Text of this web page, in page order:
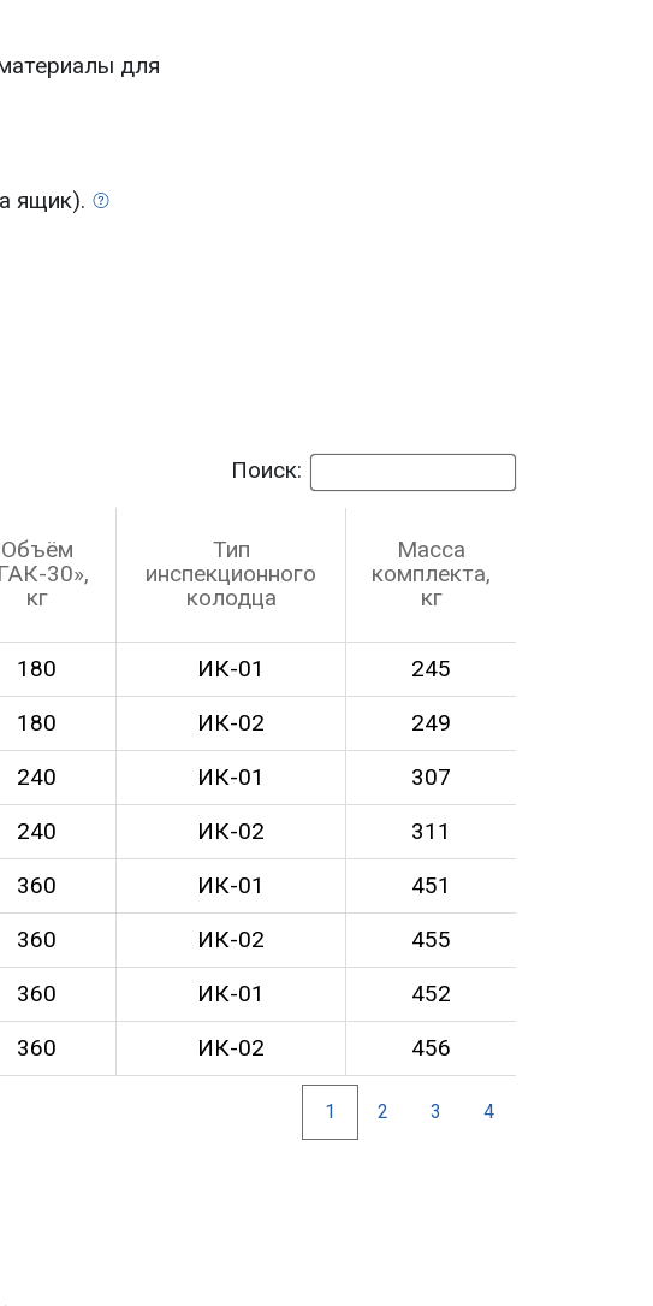
для
ящик).
Поиск:
Объём
30»,
кг
Тип
инспекционного
колодца
Масса
комплекта,
кг
180 ИК-01
245
180 ИК-02
249
240 ИК-01
307
240 ИК-02
311
360 ИК-01
451
360 ИК-02
455
360 ИК-01
452
360 ИК-02 456
1 2 3 4